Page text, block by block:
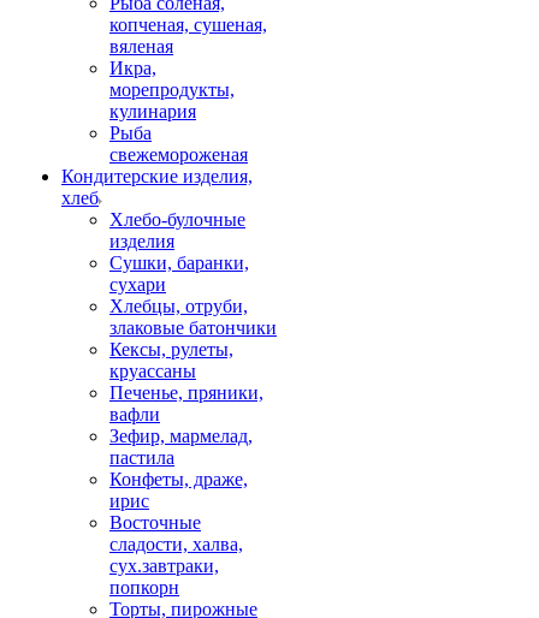
копченая, сушеная,
вяленая
Икра,
морепродукты,
кулинария
Рыба
свежемороженая
Кондитерские изделия,
хлеб
Хлебо-булочные
изделия
Сушки, баранки,
сухари
Хлебцы, отруби,
злаковые батончики
Кексы, рулеты,
круассаны
Печенье, пряники,
вафли
Зефир, мармелад,
пастила
Конфеты, драже,
ирис
Восточные
сладости, халва,
сух.завтраки,
попкорн
Торты, пирожные